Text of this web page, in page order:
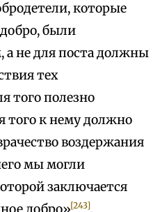
которые
были
а не для поста должны
тех
того полезно
того к нему должно
воздержания
мы могли
заключается
[243]